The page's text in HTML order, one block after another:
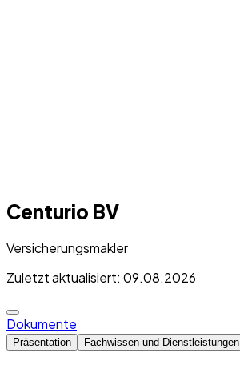
Centurio BV
Versicherungsmakler
Zuletzt aktualisiert: 09.08.2026
Dokumente
Präsentation Fachwissen und Dienstleistungen